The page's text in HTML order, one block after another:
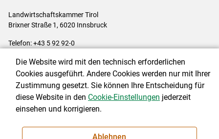
Landwirtschaftskammer Tirol
Brixner Straße 1, 6020 Innsbruck
Telefon: +43 5 92 92-0
Impressum|Kontakt|Datenschutzerklärung|Barrierefreiheit|
Cookie-Einstellungen
NEWSLETTER
Die Website wird mit den technisch erforderlichen
Cookies ausgeführt. Andere Cookies werden nur mit Ihrer
Zustimmung gesetzt. Sie können Ihre Entscheidung für
diese Website in den Cookie-Einstellungen jederzeit
einsehen und korrigieren.
Ablehnen